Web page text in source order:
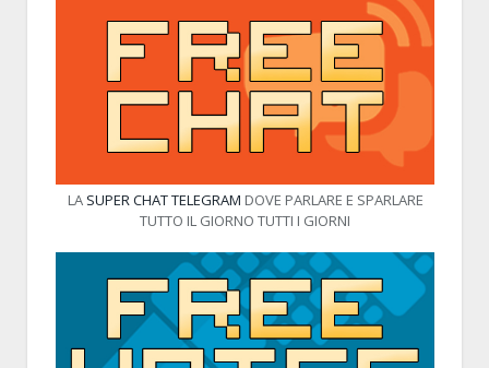
LA SUPER CHAT TELEGRAM DOVE PARLARE E SPARLARE
TUTTO IL GIORNO TUTTI I GIORNI